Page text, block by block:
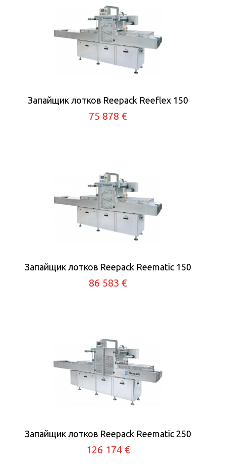
Запайщик лотков Reepack Reeflex 150
75 878 €
Запайщик лотков Reepack Reematic 150
86 583 €
Запайщик лотков Reepack Reematic 250
126 174 €